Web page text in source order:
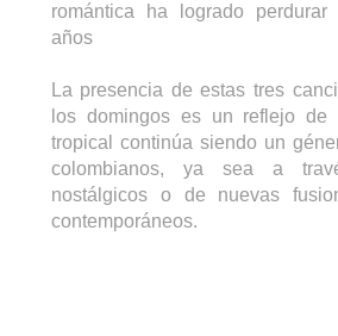
romántica ha logrado
años
La presencia de estas tres
los domingos es un reflejo de
tropical continúa siendo un
colombianos, ya sea a
nostálgicos o de nuevas
contemporáneos.